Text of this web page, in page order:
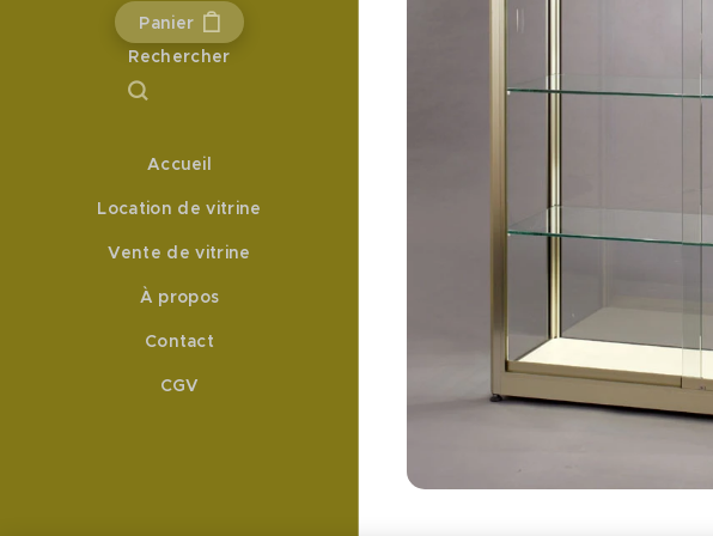
Panier
Rechercher
Accueil
Location de vitrine
Vente de vitrine
À propos
Contact
CGV